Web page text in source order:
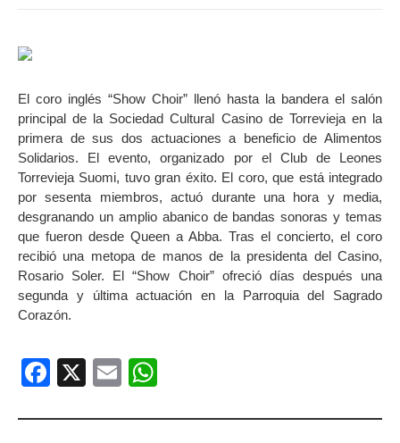
El coro inglés “Show Choir” llenó hasta la bandera el salón
principal de la Sociedad Cultural Casino de Torrevieja en la
primera de sus dos actuaciones a beneficio de Alimentos
Solidarios. El evento, organizado por el Club de Leones
Torrevieja Suomi, tuvo gran éxito. El coro, que está integrado
por sesenta miembros, actuó durante una hora y media,
desgranando un amplio abanico de bandas sonoras y temas
que fueron desde Queen a Abba. Tras el concierto, el coro
recibió una metopa de manos de la presidenta del Casino,
Rosario Soler. El “Show Choir” ofreció días después una
segunda y última actuación en la Parroquia del Sagrado
Corazón.
Facebook
X Email